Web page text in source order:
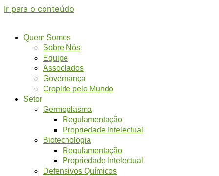
Ir para o conteúdo
Quem Somos
Sobre Nós
Equipe
Associados
Governança
Croplife pelo Mundo
Setor
Germoplasma
Regulamentação
Propriedade Intelectual
Biotecnologia
Regulamentação
Propriedade Intelectual
Defensivos Químicos